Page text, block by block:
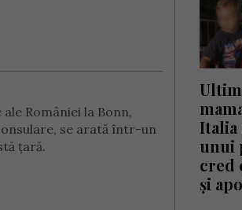
României la Bonn,
se arată într-un
țară.
Italia
unui
cred
și